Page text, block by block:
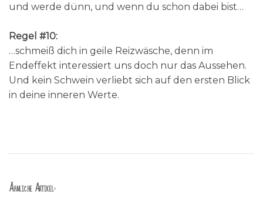
und werde dünn, und wenn du schon dabei bist…
Regel #10:
…schmeiß dich in geile Reizwäsche, denn im
Endeffekt interessiert uns doch nur das Aussehen.
Und kein Schwein verliebt sich auf den ersten Blick
in deine inneren Werte.
Ähnliche Artikel: